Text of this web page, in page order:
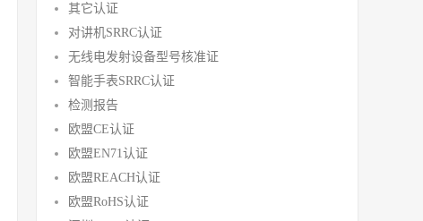
其它认证
对讲机SRRC认证
无线电发射设备型号核准证
智能手表SRRC认证
检测报告
欧盟CE认证
欧盟EN71认证
欧盟REACH认证
欧盟RoHS认证